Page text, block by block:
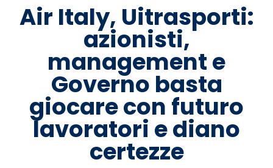
Air Italy, Uitrasporti:
azionisti,
management e
Governo basta
giocare con futuro
lavoratori e diano
certezze